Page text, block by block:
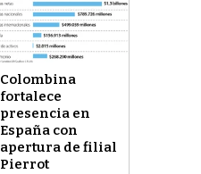
Colombina
fortalece
presencia en
España con
apertura de filial
Pierrot